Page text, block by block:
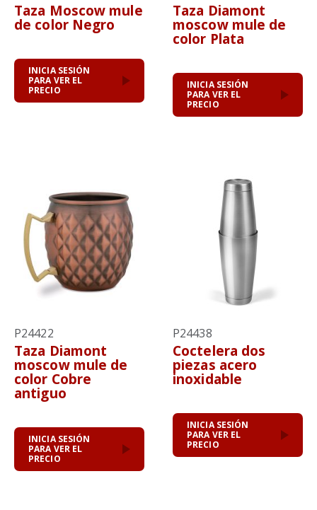
Taza Moscow mule
de color Negro
INICIA SESIÓN
PARA VER EL
PRECIO
Taza Diamont
moscow mule de
color Plata
INICIA SESIÓN
PARA VER EL
PRECIO
P24422
Taza Diamont
moscow mule de
color Cobre
antiguo
INICIA SESIÓN
PARA VER EL
PRECIO
P24438
Coctelera dos
piezas acero
inoxidable
INICIA SESIÓN
PARA VER EL
PRECIO